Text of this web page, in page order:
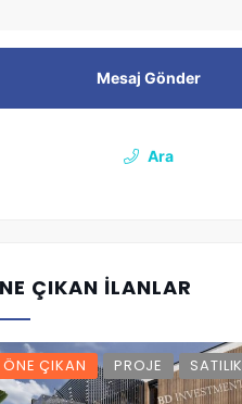
Mesaj Gönder
Ara
ÇIKAN İLANLAR
ÖNE ÇIKAN PROJE SATILIK